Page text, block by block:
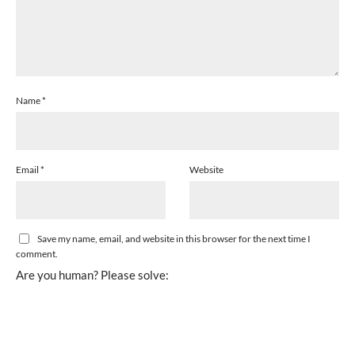
Name*
Email * Website
Save my name, email, and website in this browser for the next time I
comment.
Are you human? Please solve: